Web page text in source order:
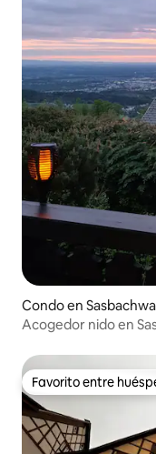
Condo en
Acogedor nido en
Favorito entre
Favorito entre